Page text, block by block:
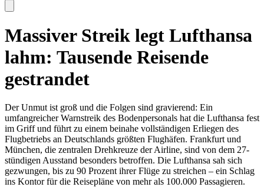
Massiver Streik legt Lufthansa
lahm: Tausende Reisende
gestrandet
Der Unmut ist groß und die Folgen sind gravierend: Ein
umfangreicher Warnstreik des Bodenpersonals hat die Lufthansa fest
im Griff und führt zu einem beinahe vollständigen Erliegen des
Flugbetriebs an Deutschlands größten Flughäfen. Frankfurt und
München, die zentralen Drehkreuze der Airline, sind von dem 27-
stündigen Ausstand besonders betroffen. Die Lufthansa sah sich
gezwungen, bis zu 90 Prozent ihrer Flüge zu streichen – ein Schlag
ins Kontor für die Reisepläne von mehr als 100.000 Passagieren.